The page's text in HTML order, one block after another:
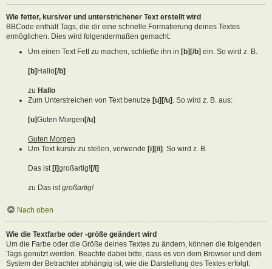
Wie fetter, kursiver und unterstrichener Text erstellt wird
BBCode enthält Tags, die dir eine schnelle Formatierung deines Textes
ermöglichen. Dies wird folgendermaßen gemacht:
Um einen Text Fett zu machen, schließe ihn in [b][/b] ein. So wird z. B.
[b] Hallo[/b]
zu Hallo
Zum Unterstreichen von Text benutze [u][/u] . So wird z. B. aus:
[u]Guten Morgen [/u]
Guten Morgen
Um Text kursiv zu stellen, verwende [i][/i] . So wird z. B.
Das ist [i]großartig![/i]
zu Das istgroßartig!
Nach oben
Wie die Textfarbe oder -größe geändert wird
Um die Farbe oder die Größe deines Textes zu ändern, können die folgenden
Tags genutzt werden. Beachte dabei bitte, dass es von dem Browser und dem
System der Betrachter abhängig ist, wie die Darstellung des Textes erfolgt: